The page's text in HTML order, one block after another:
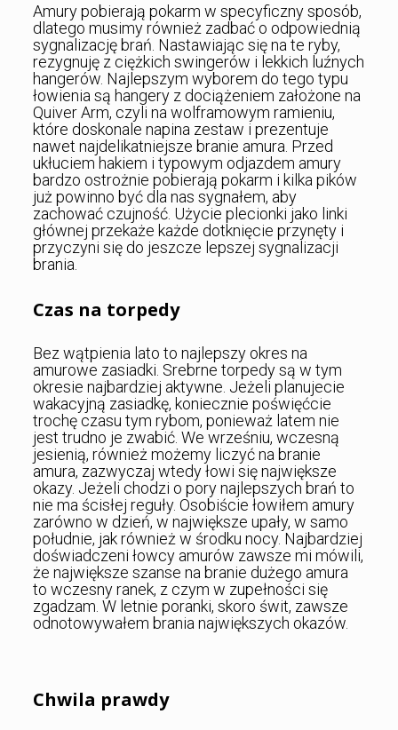
Amury pobierają pokarm w specyficzny sposób,
dlatego musimy również zadbać o odpowiednią
sygnalizację brań. Nastawiając się na te ryby,
rezygnuję z ciężkich swingerów i lekkich luźnych
hangerów. Najlepszym wyborem do tego typu
łowienia są hangery z dociążeniem założone na
Quiver Arm, czyli na wolframowym ramieniu,
które doskonale napina zestaw i prezentuje
nawet najdelikatniejsze branie amura. Przed
ukłuciem hakiem i typowym odjazdem amury
bardzo ostrożnie pobierają pokarm i kilka pików
już powinno być dla nas sygnałem, aby
zachować czujność. Użycie plecionki jako linki
głównej przekaże każde dotknięcie przynęty i
przyczyni się do jeszcze lepszej sygnalizacji
brania.
Czas na torpedy
Bez wątpienia lato to najlepszy okres na
amurowe zasiadki. Srebrne torpedy są w tym
okresie najbardziej aktywne. Jeżeli planujecie
wakacyjną zasiadkę, koniecznie poświęćcie
trochę czasu tym rybom, ponieważ latem nie
jest trudno je zwabić. We wrześniu, wczesną
jesienią, również możemy liczyć na branie
amura, zazwyczaj wtedy łowi się największe
okazy. Jeżeli chodzi o pory najlepszych brań to
nie ma ścisłej reguły. Osobiście łowiłem amury
zarówno w dzień, w największe upały, w samo
południe, jak również w środku nocy. Najbardziej
doświadczeni łowcy amurów zawsze mi mówili,
że największe szanse na branie dużego amura
to wczesny ranek, z czym w zupełności się
zgadzam. W letnie poranki, skoro świt, zawsze
odnotowywałem brania największych okazów.
Chwila prawdy